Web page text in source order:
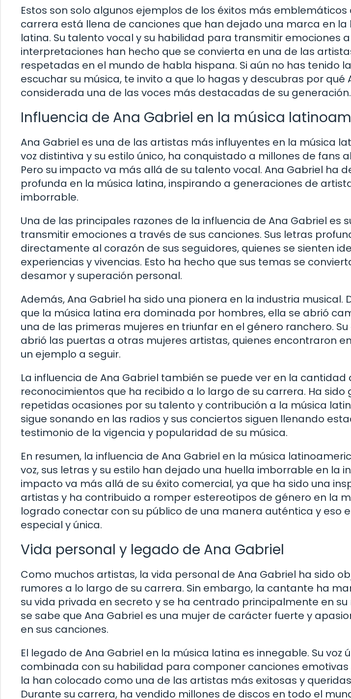
Estos son solo algunos ejemplos de los éxitos más emblemáticos
carrera está llena de canciones que han dejado una marca en la
latina. Su talento vocal y su habilidad para transmitir emociones
interpretaciones han hecho que se convierta en una de las
respetadas en el mundo de habla hispana. Si aún no has tenido
escuchar su música, te invito a que lo hagas y descubras por qué
considerada una de las voces más destacadas de su generación.
Influencia de Ana Gabriel en la música
Ana Gabriel es una de las artistas más influyentes en la música
voz distintiva y su estilo único, ha conquistado a millones de fans
Pero su impacto va más allá de su talento vocal. Ana Gabriel ha
profunda en la música latina, inspirando a generaciones de
imborrable.
Una de las principales razones de la influencia de Ana Gabriel es
transmitir emociones a través de sus canciones. Sus letras
directamente al corazón de sus seguidores, quienes se sienten
experiencias y vivencias. Esto ha hecho que sus temas se
desamor y superación personal.
Además, Ana Gabriel ha sido una pionera en la industria musical.
que la música latina era dominada por hombres, ella se abrió
una de las primeras mujeres en triunfar en el género ranchero.
abrió las puertas a otras mujeres artistas, quienes encontraron
un ejemplo a seguir.
La influencia de Ana Gabriel también se puede ver en la cantidad
reconocimientos que ha recibido a lo largo de su carrera. Ha
repetidas ocasiones por su talento y contribución a la música
sigue sonando en las radios y sus conciertos siguen llenando
testimonio de la vigencia y popularidad de su música.
En resumen, la influencia de Ana Gabriel en la música
voz, sus letras y su estilo han dejado una huella imborrable en la
impacto va más allá de su éxito comercial, ya que ha sido una
artistas y ha contribuido a romper estereotipos de género en la
logrado conectar con su público de una manera auténtica y eso
especial y única.
Vida personal y legado de Ana Gabriel
Como muchos artistas, la vida personal de Ana Gabriel ha sido
rumores a lo largo de su carrera. Sin embargo, la cantante ha
su vida privada en secreto y se ha centrado principalmente en su
se sabe que Ana Gabriel es una mujer de carácter fuerte y
en sus canciones.
El legado de Ana Gabriel en la música latina es innegable. Su voz
combinada con su habilidad para componer canciones
la han colocado como una de las artistas más exitosas y
Durante su carrera, ha vendido millones de discos en todo el